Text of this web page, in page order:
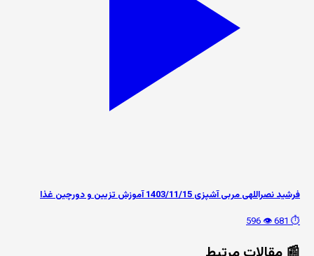
فرشید نصراللهی مربی آشپزی 1403/11/15 آموزش تزیین و دورچین غذا
⏱️ 681
👁️ 596